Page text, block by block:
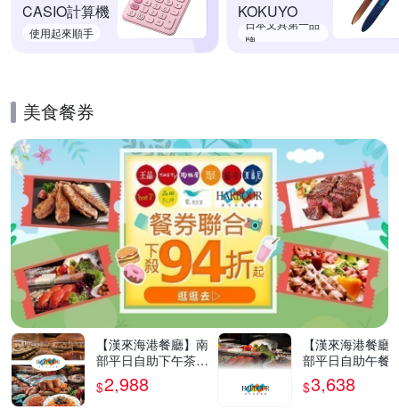
CASIO計算機
使用起來順手
KOKUYO
日本文具第一品
牌
美食餐券
【漢來海港餐廳】南
部平日自助下午茶餐
券4張
$2,988
【漢來海港餐廳
部平日自助午餐
4張
$3,638